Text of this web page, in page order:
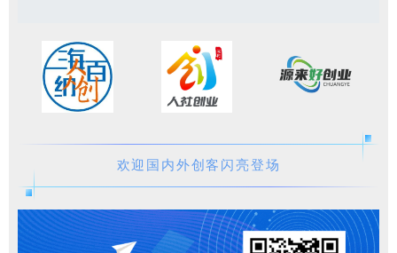
欢迎国内外创客闪亮登场